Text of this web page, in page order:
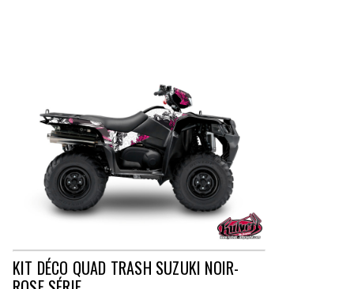
KIT DÉCO QUAD TRASH SUZUKI NOIR-